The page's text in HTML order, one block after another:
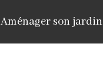
Aménager son jardin